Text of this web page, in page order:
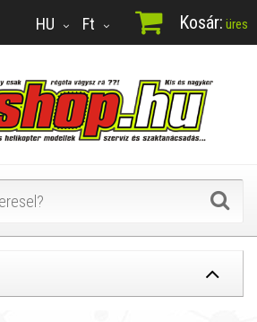
Ft
HU Kosár: üres